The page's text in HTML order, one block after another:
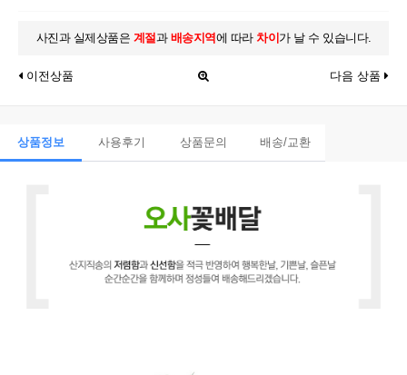
사진과 실제상품은 계절과 배송지역에 따라 차이 가 날 수 있습니다.
이전상품 다음 상품
상품정보 사용후기 상품문의 배송/교환